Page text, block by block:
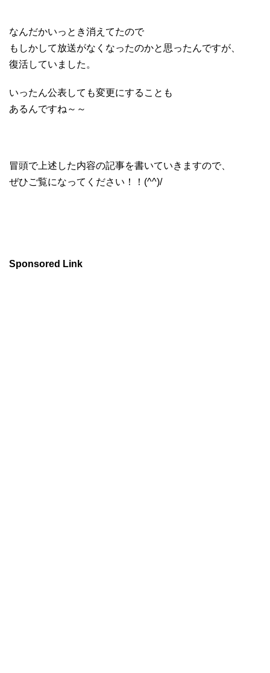
なんだかいっとき消えてたので
もしかして放送がなくなったのかと思ったんですが、
復活していました。
いったん公表しても変更にすることも
あるんですね～～
冒頭で上述した内容の記事を書いていきますので、
ぜひご覧になってください！！(^^)/
Sponsored Link